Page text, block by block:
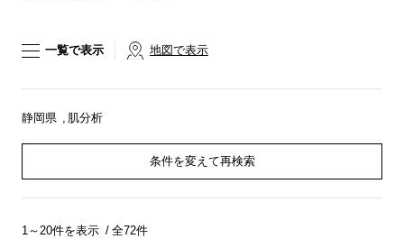
一覧で表示 地図で表示
静岡県 肌分析
条件を変えて再検索
1～20件を表示 全72件